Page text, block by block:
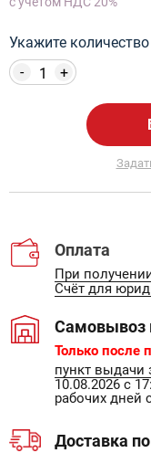
Укажите количество
+
-
Оплата
При
Счёт для
Самовывоз
Только после
пункт выдачи
10.08.2026 с
рабочих дней
Доставка